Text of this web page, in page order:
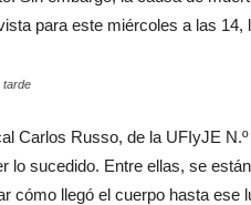
para este miércoles a las 14,
tarde
Carlos Russo, de la UFIyJE
lo sucedido. Entre ellas, se
cómo llegó el cuerpo hasta ese